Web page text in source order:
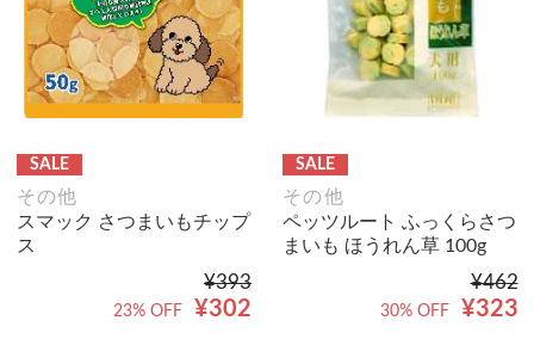
SALE
その他
スマック さつまいもチップ
ス
¥393
¥302
23% OFF
SALE
その他
ペッツルート ふっくらさつ
まいも ほうれん草 100g
¥462
¥323
30% OFF